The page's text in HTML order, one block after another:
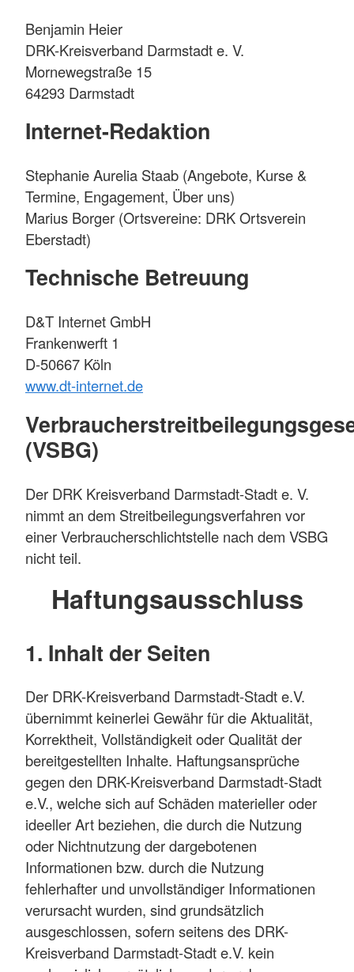
Benjamin Heier
DRK-Kreisverband Darmstadt e. V.
Mornewegstraße 15
64293 Darmstadt
Internet-Redaktion
Stephanie Aurelia Staab (Angebote, Kurse &
Termine, Engagement, Über uns)
Marius Borger (Ortsvereine: DRK Ortsverein
Eberstadt)
Technische Betreuung
D&T Internet GmbH
Frankenwerft 1
D-50667 Köln
www.dt-internet.de
(VSBG)
Der DRK Kreisverband Darmstadt-Stadt e. V.
nimmt an dem Streitbeilegungsverfahren vor
einer Verbraucherschlichtstelle nach dem VSBG
nicht teil.
Haftungsausschluss
1. Inhalt der Seiten
Der DRK-Kreisverband Darmstadt-Stadt e.V.
übernimmt keinerlei Gewähr für die Aktualität,
Korrektheit, Vollständigkeit oder Qualität der
bereitgestellten Inhalte. Haftungsansprüche
gegen den DRK-Kreisverband Darmstadt-Stadt
e.V., welche sich auf Schäden materieller oder
ideeller Art beziehen, die durch die Nutzung
oder Nichtnutzung der dargebotenen
Informationen bzw. durch die Nutzung
fehlerhafter und unvollständiger Informationen
verursacht wurden, sind grundsätzlich
ausgeschlossen, sofern seitens des DRK-
Kreisverband Darmstadt-Stadt e.V. kein